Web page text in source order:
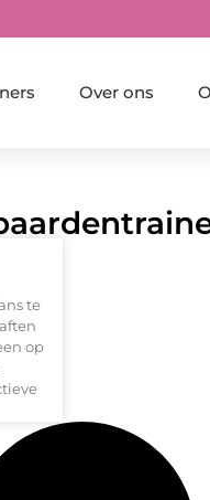
Over ons
te
op